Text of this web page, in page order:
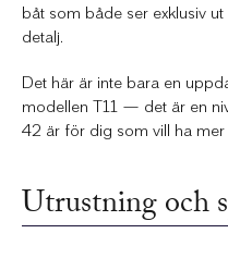
båt som både ser exklusiv
detalj.
Det här är inte bara en
modellen T11 — det är en
42 är för dig som vill ha mer
Utrustning och